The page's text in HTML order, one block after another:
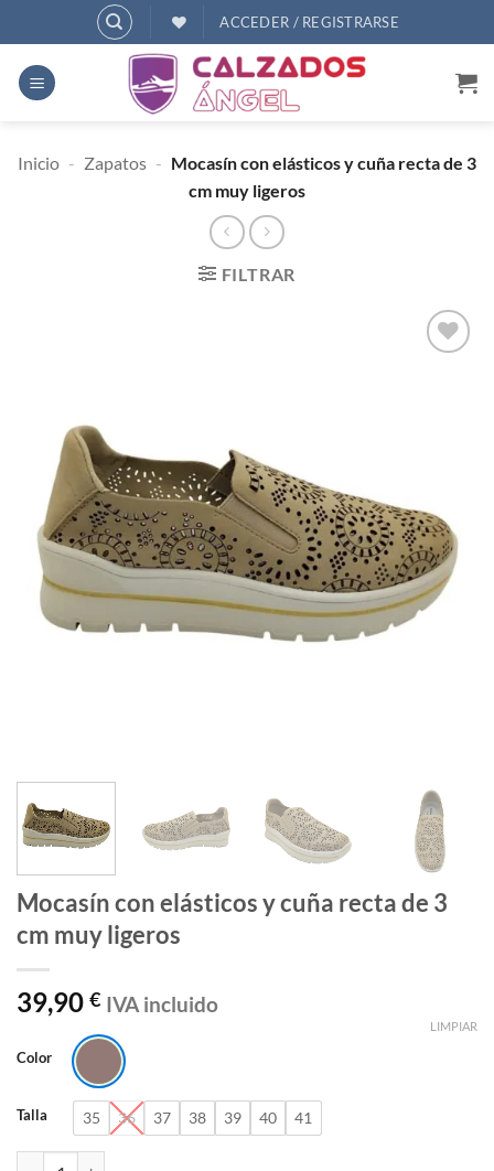
al
contenido
ACCEDER / REGISTRARSE
Inicio - Zapatos - Mocasín con elásticos y cuña recta de 3
cm muy ligeros
FILTRAR
Mocasín con elásticos y cuña recta de 3
cm muy ligeros
39,90 € IVA incluido
Color
Talla 35 36 37 38 39 40 41
LIMPIAR